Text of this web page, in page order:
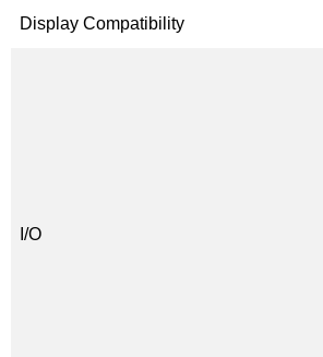
Display Compatibility
I/O